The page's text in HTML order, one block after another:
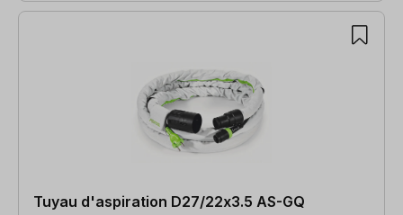
Tuyau d'aspiration D27/22x3.5 AS-GQ